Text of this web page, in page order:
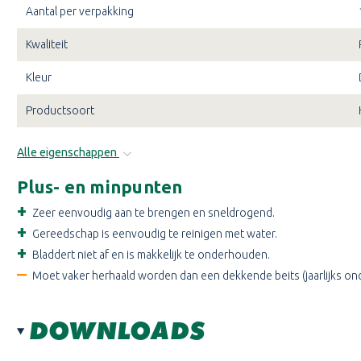
Iroko en Mahonie
Western Red Cedar
HOE BRENG IK TENCO
ontgrijzer.Tip:Breng de olie dun aan met een platte kwast of
zorgt voor een mooie, egale matte finish. Breng bij nieuw hout
HOEVEEL TENCO
NODIG?
Tuinset (tafel + 4 stoelen): Met een blik van 1 liter heb je
Aantal per verpakking
Kwaliteit
Kleur
Productsoort
Alle eigenschappen
Plus- en minpunten
Zeer eenvoudig aan te brengen en sneldrogend.
Gereedschap is eenvoudig te reinigen met water.
Bladdert niet af en is makkelijk te onderhouden.
Moet vaker herhaald worden dan een dekkende beits (jaarlijks
DOWNLOADS